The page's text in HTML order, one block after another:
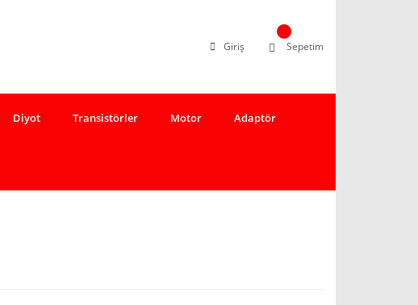
Giriş Sepetim
Diyot Transistörler Motor Adaptör